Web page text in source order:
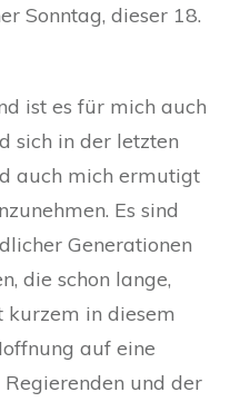
Sonntag, dieser 18.
ist es für mich auch
sich in der letzten
auch mich ermutigt
Es sind
Generationen
die schon lange,
kurzem in diesem
auf eine
und der